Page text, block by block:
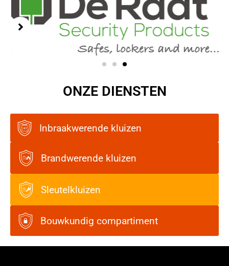
ONZE DIENSTEN
Inbraakwerende kluizen
Brandwerende kluizen
Sleutelkluizen
Bouwkundig compartiment